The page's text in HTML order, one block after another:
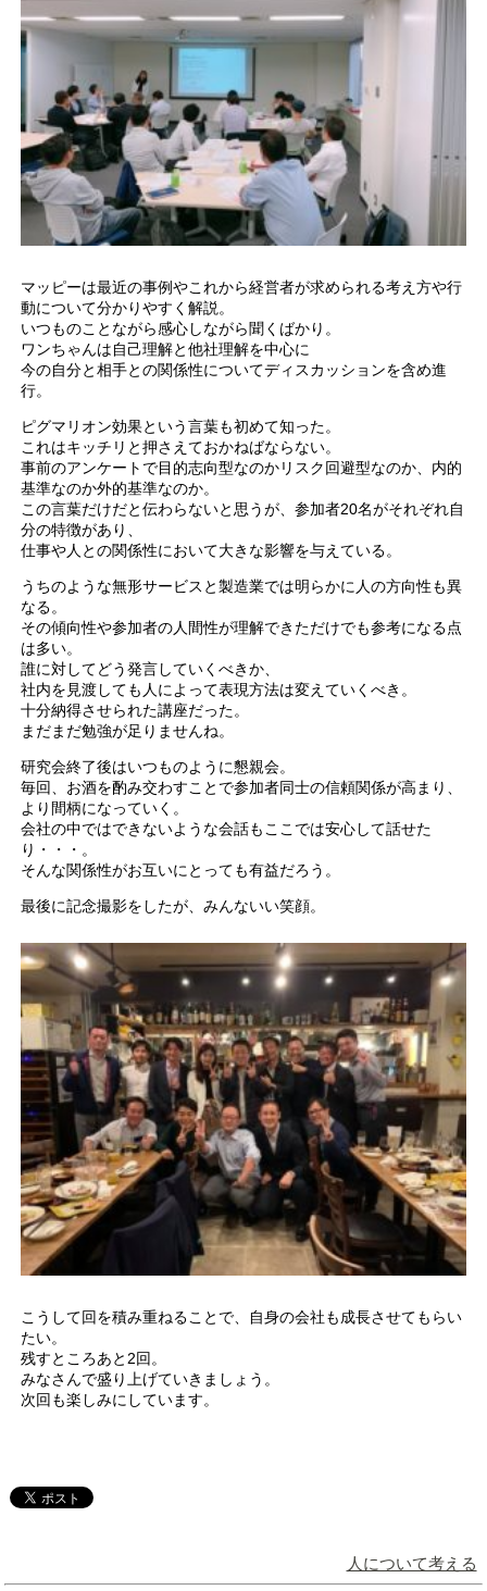
マッピーは最近の事例やこれから経営者が求められる考え方や行
動について分かりやすく解説。
いつものことながら感心しながら聞くばかり。
ワンちゃんは自己理解と他社理解を中心に
今の自分と相手との関係性についてディスカッションを含め進
行。
ピグマリオン効果という言葉も初めて知った。
これはキッチリと押さえておかねばならない。
事前のアンケートで目的志向型なのかリスク回避型なのか、内的
基準なのか外的基準なのか。
この言葉だけだと伝わらないと思うが、参加者20名がそれぞれ自
分の特徴があり、
仕事や人との関係性において大きな影響を与えている。
うちのような無形サービスと製造業では明らかに人の方向性も異
なる。
その傾向性や参加者の人間性が理解できただけでも参考になる点
は多い。
誰に対してどう発言していくべきか、
社内を見渡しても人によって表現方法は変えていくべき。
十分納得させられた講座だった。
まだまだ勉強が足りませんね。
研究会終了後はいつものように懇親会。
毎回、お酒を酌み交わすことで参加者同士の信頼関係が高まり、
より間柄になっていく。
会社の中ではできないような会話もここでは安心して話せた
り・・・。
そんな関係性がお互いにとっても有益だろう。
最後に記念撮影をしたが、みんないい笑顔。
こうして回を積み重ねることで、自身の会社も成長させてもらい
たい。
残すところあと2回。
みなさんで盛り上げていきましょう。
次回も楽しみにしています。
人について考える